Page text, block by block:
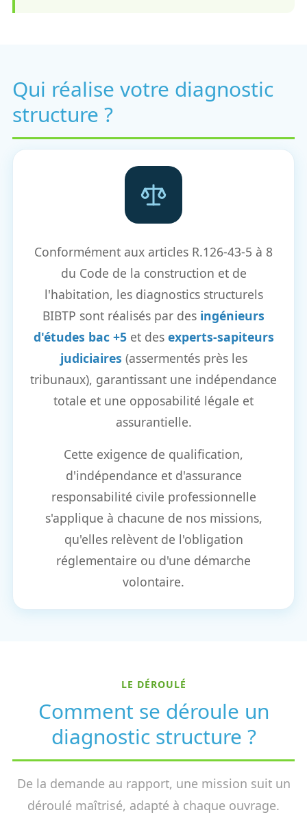
Qui réalise votre diagnostic
structure ?
Conformément aux articles R.126-43-5 à 8
du Code de la construction et de
l'habitation, les diagnostics structurels
BIBTP sont réalisés par des ingénieurs
d'études bac +5et des experts-sapiteurs
judiciaires (assermentés près les
tribunaux), garantissant une indépendance
totale et une opposabilité légale et
assurantielle.
Cette exigence de qualification,
d'indépendance et d'assurance
responsabilité civile professionnelle
s'applique à chacune de nos missions,
qu'elles relèvent de l'obligation
réglementaire ou d'une démarche
volontaire.
LE DÉROULÉ
Comment se déroule un
diagnostic structure ?
De la demande au rapport, une mission suit un
déroulé maîtrisé, adapté à chaque ouvrage.